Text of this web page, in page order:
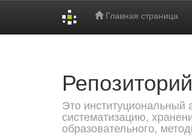
Главная страница
Репозиторий
Это институциональный
систематизацию,
образовательного,